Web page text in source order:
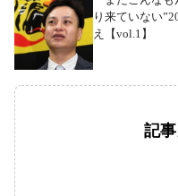
り来ていない
え【vol.1】
記